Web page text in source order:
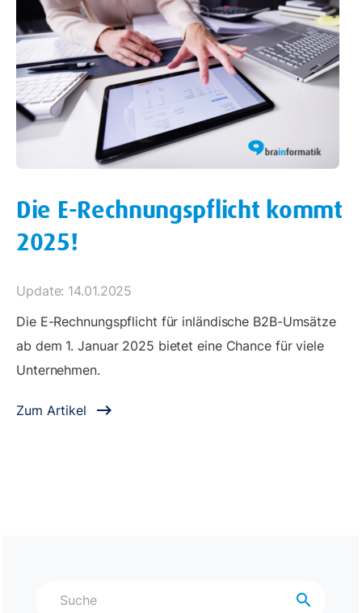
Die E-Rechnungspflicht kommt
2025!
Update: 14.01.2025
Die E-Rechnungspflicht für inländische B2B-Umsätze
ab dem 1. Januar 2025 bietet eine Chance für viele
Unternehmen.
Zum Artikel
search